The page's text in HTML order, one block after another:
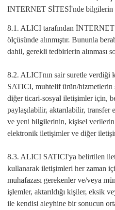
INTERNET SİTESİ'nde bilgilerin
8.1. ALICI tarafından İNTERNET
ölçüsünde alınmıştır. Bununla
dahil, gerekli tedbirlerin alınması
8.2. ALICI'nın sair suretle verdiği
SATICI, muhtelif ürün/hizmetlerin
diğer ticari-sosyal iletişimler için,
paylaşılabilir, aktarılabilir,
ve yeni bilgilerinin, kişisel verilerin
elektronik iletişimler ve diğer
8.3. ALICI SATICI'ya belirtilen
kullanarak iletişimleri her zaman
muhafazası gerekenler ve/veya
işlemler, aktarıldığı kişiler, eksik
ile kendisi aleyhine bir sonucun